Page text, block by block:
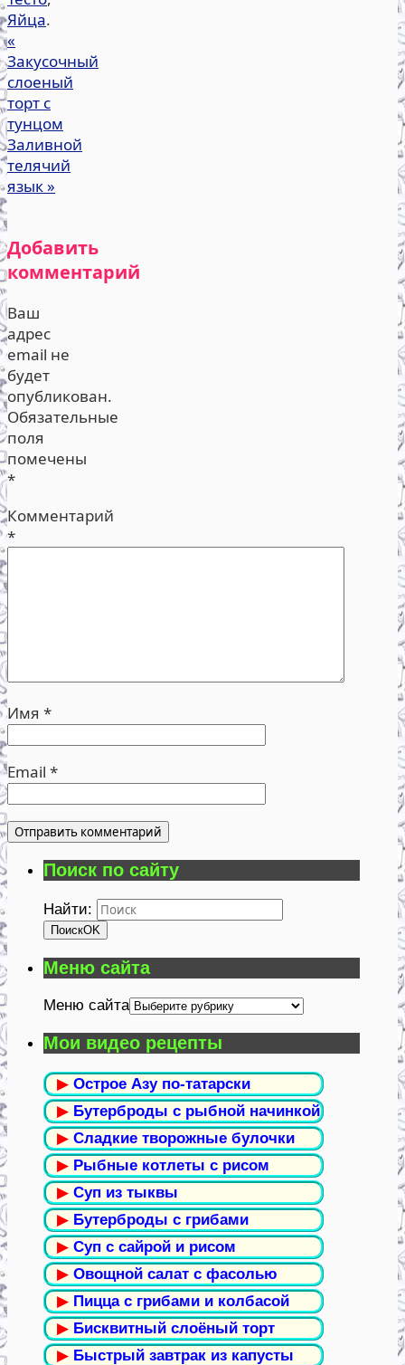
Яйца.
«
Закусочный
слоеный
торт с
тунцом
Заливной
телячий
язык»
Добавить
комментарий
Ваш
адрес
email не
будет
опубликован.
Обязательные
поля
помечены
*
Комментарий
*
Имя *
Email *
Поиск по сайту
Найти:
ПоискOK
Меню сайта
Меню сайта
Мои видео рецепты
▶ Острое Азу по-татарски
▶ Бутерброды с рыбной начинкой
▶ Сладкие творожные булочки
▶ Рыбные котлеты с рисом
▶ Суп из тыквы
▶ Бутерброды с грибами
▶ Суп с сайрой и рисом
▶ Овощной салат с фасолью
▶ Пицца с грибами и колбасой
▶ Бисквитный слоёный торт
▶ Быстрый завтрак из капусты